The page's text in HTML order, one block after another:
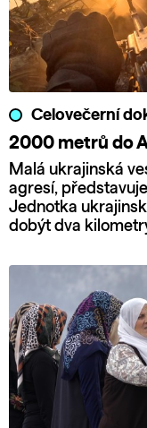
Celovečerní
2000 metrů do
Malá ukrajinská
agresí,
Jednotka
dobýt dva